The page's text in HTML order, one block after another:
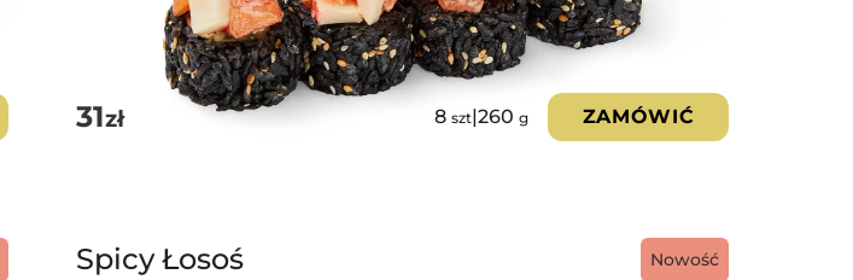
31zł 8 szt|260 g ZAMÓWIĆ
Nowość
Spicy Łosoś